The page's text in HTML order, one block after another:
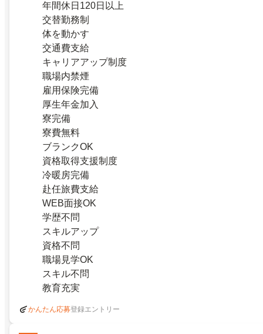
年間休日120日以上
交替勤務制
体を動かす
交通費支給
キャリアアップ制度
職場内禁煙
雇用保険完備
厚生年金加入
寮完備
寮費無料
ブランクOK
資格取得支援制度
冷暖房完備
赴任旅費支給
WEB面接OK
学歴不問
スキルアップ
資格不問
職場見学OK
スキル不問
教育充実
かんたん応募登録エントリー